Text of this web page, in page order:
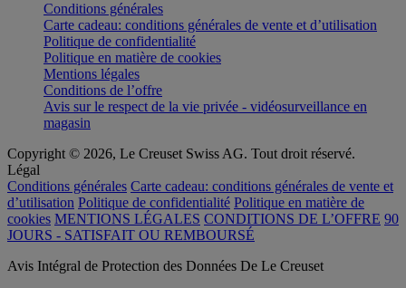
Conditions générales
Carte cadeau: conditions générales de vente et d’utilisation
Politique de confidentialité
Politique en matière de cookies
Mentions légales
Conditions de l’offre
Avis sur le respect de la vie privée - vidéosurveillance en
magasin
Copyright © 2026, Le Creuset Swiss AG. Tout droit réservé.
Légal
Conditions générales Carte cadeau: conditions générales de vente et
d’utilisation Politique de confidentialité Politique en matière de
cookies MENTIONS LÉGALES CONDITIONS DE L’OFFRE 90
JOURS - SATISFAIT OU REMBOURSÉ
Avis Intégral de Protection des Données De Le Creuset